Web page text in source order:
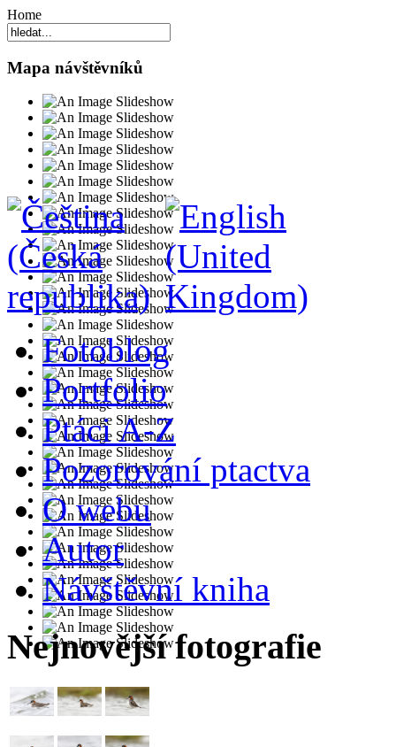
Home
Mapa návštěvníků
Fotoblog
Portfolio
Ptáci A-Z
Pozorování ptactva
O webu
Autor
Návštěvní kniha
Nejnovější fotografie